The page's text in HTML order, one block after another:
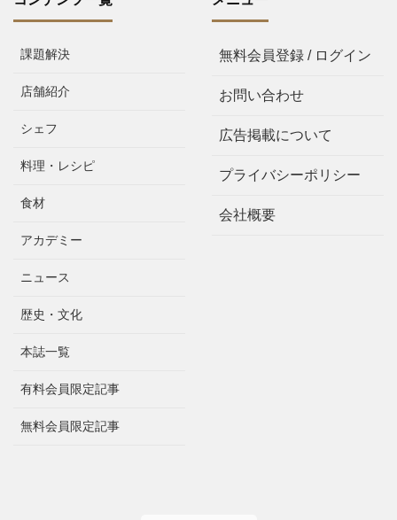
課題解決
店舗紹介
シェフ
料理・レシピ
食材
アカデミー
ニュース
歴史・文化
本誌一覧
有料会員限定記事
無料会員限定記事
無料会員登録 / ログイン
お問い合わせ
広告掲載について
プライバシーポリシー
会社概要